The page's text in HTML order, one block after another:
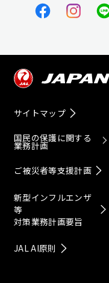
サイトマップ
国民の保護に関する
業務計画
ご被災者等支援計画
新型インフルエンザ
等
対策業務計画要旨
JAL AI原則